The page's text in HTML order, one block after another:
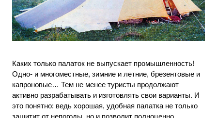
Каких только палаток не выпускает промышленность!
Одно- и многоместные, зимние и летние, брезентовые и
капроновые… Тем не менее туристы продолжают
активно разрабатывать и изготовлять свои варианты. И
это понятно: ведь хорошая, удобная палатка не только